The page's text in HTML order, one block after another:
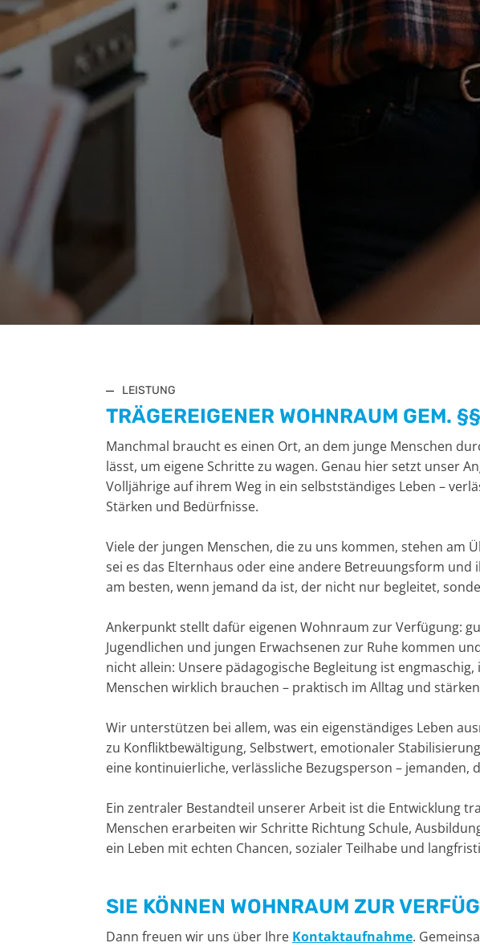
LEISTUNG
TRÄGEREIGENER WOHNRAUM GEM.
Manchmal braucht es einen Ort, an dem junge Menschen
lässt, um eigene Schritte zu wagen. Genau hier setzt unser
Volljährige auf ihrem Weg in ein selbstständiges Leben –
Stärken und Bedürfnisse.
Viele der jungen Menschen, die zu uns kommen, stehen am
sei es das Elternhaus oder eine andere Betreuungsform
am besten, wenn jemand da ist, der nicht nur begleitet,
Ankerpunkt stellt dafür eigenen Wohnraum zur Verfügung:
Jugendlichen und jungen Erwachsenen zur Ruhe kommen
nicht allein: Unsere pädagogische Begleitung ist
Menschen wirklich brauchen – praktisch im Alltag und
Wir unterstützen bei allem, was ein eigenständiges Leben
zu Konfliktbewältigung, Selbstwert, emotionaler
eine kontinuierliche, verlässliche Bezugsperson – jemanden,
Ein zentraler Bestandteil unserer Arbeit ist die Entwicklung
Menschen erarbeiten wir Schritte Richtung Schule,
ein Leben mit echten Chancen, sozialer Teilhabe und
SIE KÖNNEN WOHNRAUM ZUR
Dann freuen wir uns über Ihre Kontaktaufnahme.